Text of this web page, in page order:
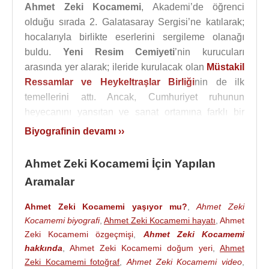
Ahmet Zeki Kocamemi, Akademi’de öğrenci
olduğu sırada 2. Galatasaray Sergisi’ne katılarak;
hocalarıyla birlikte eserlerini sergileme olanağı
buldu. Yeni Resim Cemiyeti’nin kurucuları
arasında yer alarak; ileride kurulacak olan Müstakil
Ressamlar ve Heykeltraşlar Birliğinin de ilk
temellerini attı. Ancak, Cumhuriyet ruhunun
heyecanını yansıtan ve sanat ortamına farklı bir
soluk kazandırmayı amaçlayan bu girişim tek bir
Epikman
Cevat Dereli Şeref Akdik 'in,
Hale Asaf Ali Avni Çelebi
Muhittin Sebati
Arkunlar adlı topluluk üyelerinin her birinin burslu
olarak yurtdışına gitmesiyle bu girişim son buldu.
Arkadaşları aldıkları burslarla
’de, 1922 yılı Aralık ayında,
Biyografinin devamı ››
Ahmet Zeki Kocamemi İçin Yapılan
Aramalar
Ahmet Zeki Kocamemi yaşıyor mu? ,Ahmet Zeki
Kocamemi biyografi, Ahmet Zeki Kocamemi hayatı Ahmet
Zeki Kocamemi özgeçmişi
Ahmet Zeki Kocamemi
hakkında
Ahmet Zeki Kocamemi doğum yeri
Ahmet
Zeki Kocamemi fotoğraf ,Ahmet Zeki Kocamemi video